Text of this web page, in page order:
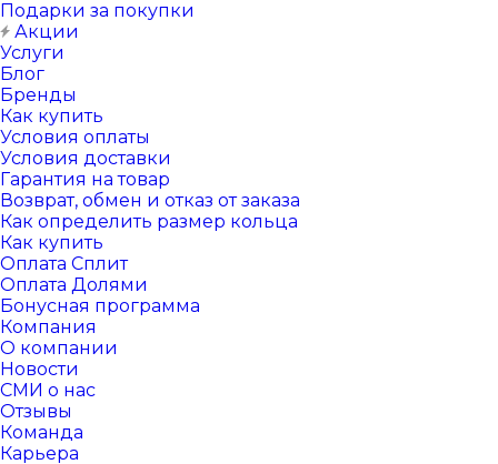
Подарки за покупки
Акции
Услуги
Блог
Бренды
Как купить
Условия оплаты
Условия доставки
Гарантия на товар
Возврат, обмен и отказ от заказа
Как определить размер кольца
Как купить
Оплата Сплит
Оплата Долями
Бонусная программа
Компания
О компании
Новости
СМИ о нас
Отзывы
Команда
Карьера